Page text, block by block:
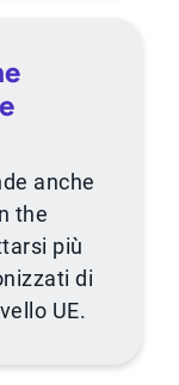
anche
the
più
di
UE.